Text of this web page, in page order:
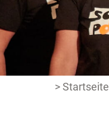
> Startseite